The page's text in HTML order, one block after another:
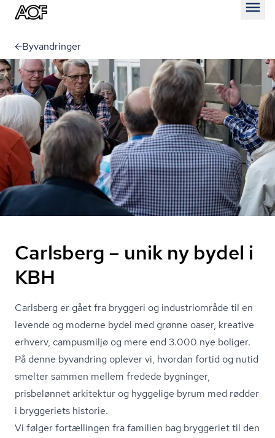
Byvandringer
Carlsberg – unik ny bydel i
KBH
Carlsberg er gået fra bryggeri og industriområde til en
levende og moderne bydel med grønne oaser, kreative
erhverv, campusmiljø og mere end 3.000 nye boliger.
På denne byvandring oplever vi, hvordan fortid og nutid
smelter sammen mellem fredede bygninger,
prisbelønnet arkitektur og hyggelige byrum med rødder
i bryggeriets historie.
Vi følger fortællingen fra familien bag bryggeriet til den